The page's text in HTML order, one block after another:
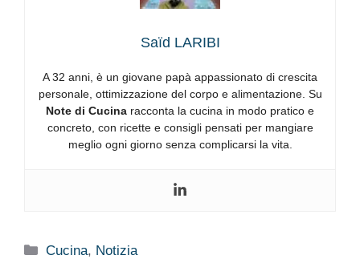
Saïd LARIBI
A 32 anni, è un giovane papà appassionato di crescita
personale, ottimizzazione del corpo e alimentazione. Su
Note di Cucina racconta la cucina in modo pratico e
concreto, con ricette e consigli pensati per mangiare
meglio ogni giorno senza complicarsi la vita.
Categorie
Cucina, Notizia